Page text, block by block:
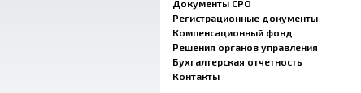
Документы СРО
Регистрационные документы
Компенсационный фонд
Решения органов управления
Бухгалтерская отчетность
Контакты